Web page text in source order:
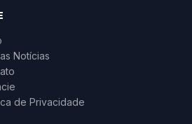
Notícias
de Privacidade